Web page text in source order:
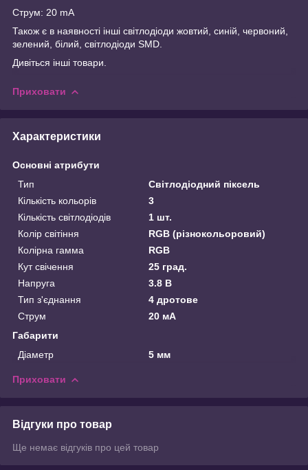
Струм: 20 mA
Також є в наявності інші світлодіоди жовтий, синій, червоний,
зелений, білий, світлодіоди SMD.
Дивіться інші товари.
Приховати
Характеристики
Основні атрибути
Тип
Світлодіодний піксель
Кількість кольорів
3
Кількість світлодіодів
1 шт.
Колір світіння
RGB (різнокольоровий)
Колірна гамма
RGB
Кут свічення
25 град.
Напруга
3.8 В
Тип з'єднання
4 дротове
Струм
20 мА
Габарити
Діаметр
5 мм
Приховати
Відгуки про товар
Ще немає відгуків про цей товар